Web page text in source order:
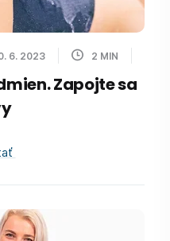
6. 2023 2 MIN
Zapojte sa